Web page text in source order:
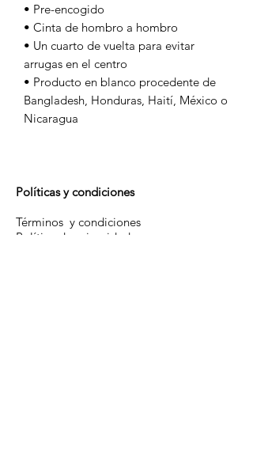
• Pre-encogido
• Cinta de hombro a hombro
• Un cuarto de vuelta para evitar
arrugas en el centro
• Producto en blanco procedente de
Bangladesh, Honduras, Haití, México o
Nicaragua
Políticas y condiciones
Términos y condiciones
Política de privacidad